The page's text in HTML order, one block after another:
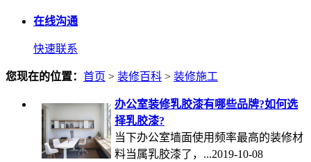
在线沟通
快速联系
您现在的位置： 首页 > 装修百科 > 装修施工
办公室装修乳胶漆有哪些品牌?如何选
择乳胶漆?
当下办公室墙面使用频率最高的装修材
料当属乳胶漆了，...2019-10-08